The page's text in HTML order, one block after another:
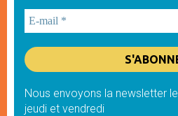
Nous envoyons la newsletter
jeudi et vendredi